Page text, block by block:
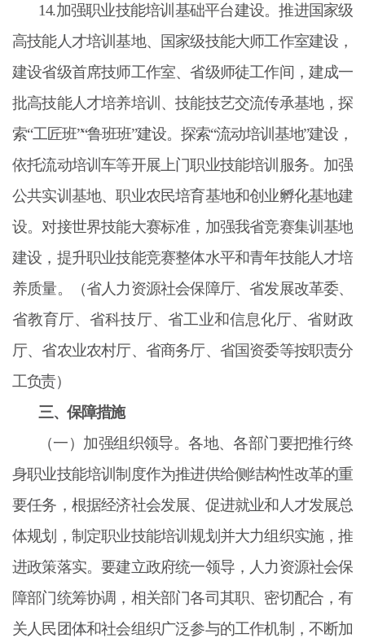
14.加强职业技能培训基础平台建设。推进国家级
高技能人才培训基地、国家级技能大师工作室建设，
建设省级首席技师工作室、省级师徒工作间，建成一
批高技能人才培养培训、技能技艺交流传承基地，探
索“工匠班”“鲁班班”建设。探索“流动培训基地”建设，
依托流动培训车等开展上门职业技能培训服务。加强
公共实训基地、职业农民培育基地和创业孵化基地建
设。对接世界技能大赛标准，加强我省竞赛集训基地
建设，提升职业技能竞赛整体水平和青年技能人才培
养质量。（省人力资源社会保障厅、省发展改革委、
省教育厅、省科技厅、省工业和信息化厅、省财政
厅、省农业农村厅、省商务厅、省国资委等按职责分
工负责）
三、保障措施
（一）加强组织领导。各地、各部门要把推行终
身职业技能培训制度作为推进供给侧结构性改革的重
要任务，根据经济社会发展、促进就业和人才发展总
体规划，制定职业技能培训规划并大力组织实施，推
进政策落实。要建立政府统一领导，人力资源社会保
障部门统筹协调，相关部门各司其职、密切配合，有
关人民团体和社会组织广泛参与的工作机制，不断加